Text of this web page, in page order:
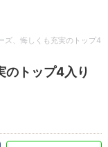
ズ、悔しくも充実のトップ4
のトップ4入り